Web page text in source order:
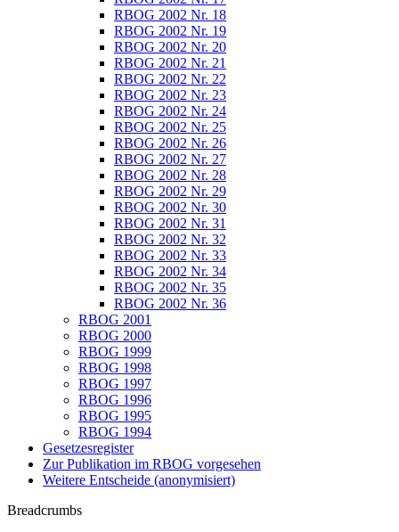
RBOG 2002 Nr. 18
RBOG 2002 Nr. 19
RBOG 2002 Nr. 20
RBOG 2002 Nr. 21
RBOG 2002 Nr. 22
RBOG 2002 Nr. 23
RBOG 2002 Nr. 24
RBOG 2002 Nr. 25
RBOG 2002 Nr. 26
RBOG 2002 Nr. 27
RBOG 2002 Nr. 28
RBOG 2002 Nr. 29
RBOG 2002 Nr. 30
RBOG 2002 Nr. 31
RBOG 2002 Nr. 32
RBOG 2002 Nr. 33
RBOG 2002 Nr. 34
RBOG 2002 Nr. 35
RBOG 2002 Nr. 36
RBOG 2001
RBOG 2000
RBOG 1999
RBOG 1998
RBOG 1997
RBOG 1996
RBOG 1995
RBOG 1994
Gesetzesregister
Zur Publikation im RBOG vorgesehen
Weitere Entscheide (anonymisiert)
Breadcrumbs